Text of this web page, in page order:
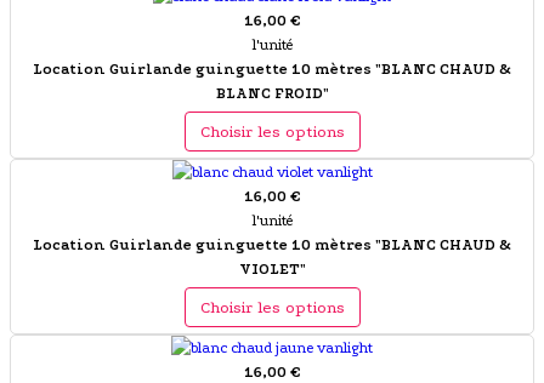
16,00 €
l'unité
Location Guirlande guinguette 10 mètres "BLANC CHAUD &
BLANC FROID"
Choisir les options
16,00 €
l'unité
Location Guirlande guinguette 10 mètres "BLANC CHAUD &
VIOLET"
Choisir les options
16,00 €